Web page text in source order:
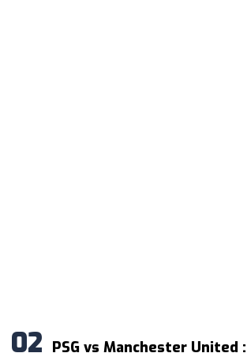
PSG vs Manchester United :